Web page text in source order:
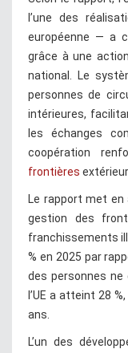
l’une des
européenne — a
grâce à une
national. Le
personnes de
intérieures,
les échanges
coopération
frontières
Le rapport met en
gestion des
franchissements
% en 2025 par
des personnes
l’UE a atteint 28
ans.
L’un des